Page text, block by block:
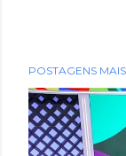
POSTAGENS